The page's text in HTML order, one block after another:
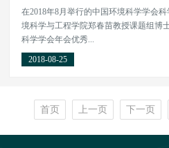
在2018年8月举行的中国环境科学学会
境科学与工程学院郑春苗教授课题组博
科学学会年会优秀...
2018-08-25
首页 上一页 下一页